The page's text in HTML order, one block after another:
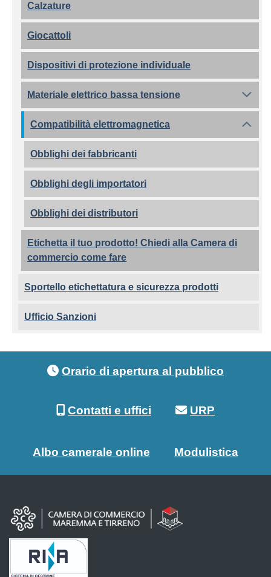
Calzature
Giocattoli
Dispositivi di protezione individuale
Materiale elettrico bassa tensione
Compatibilità elettromagnetica
Obblighi dei fabbricanti
Obblighi degli importatori
Obblighi dei distributori
Etichetta il tuo prodotto! Chiedi alla Camera di
commercio come fare
Sportello etichettatura e sicurezza prodotti
Ufficio Sanzioni
Orario di apertura al pubblico
Contatti e uffici URP
Albo camerale online Modulistica